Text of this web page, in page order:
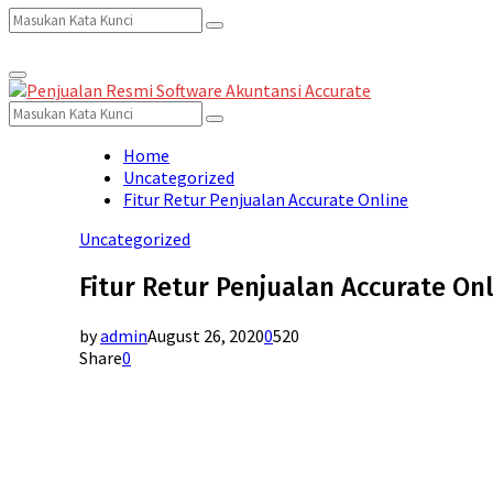
Search
for:
Search
Primary
Menu
Search
for:
Search
Home
Uncategorized
Fitur Retur Penjualan Accurate Online
Uncategorized
Fitur Retur Penjualan Accurate
byadminAugust 26, 20200520
Share0